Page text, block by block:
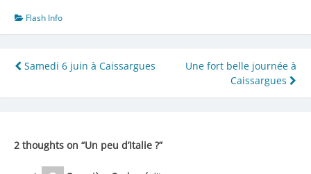
Flash Info
Navigation
de
Samedi 6 juin à Caissargues
Une fort belle journée à
Caissargues
2 thoughts on “Un peu d’Italie ?”